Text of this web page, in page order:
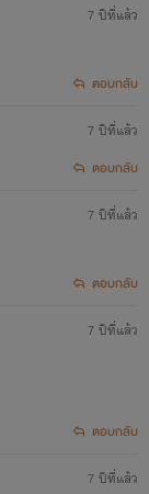
7 ปีที่แล้ว
ตอบกลับ
7 ปีที่แล้ว
ตอบกลับ
7 ปีที่แล้ว
ตอบกลับ
7 ปีที่แล้ว
ตอบกลับ
7 ปีที่แล้ว